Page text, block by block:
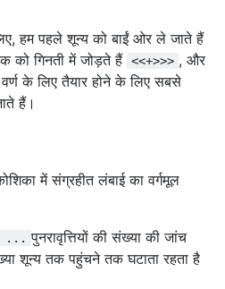
हम पहले शून्य को बाईं ओर ले जाते हैं
को गिनती में जोड़ते हैं <<+>>> , और
के लिए तैयार होने के लिए सबसे
हैं।
में संग्रहीत लंबाई का वर्गमूल
... पुनरावृत्तियों की संख्या की जांच
शून्य तक पहुंचने तक घटाता रहता है